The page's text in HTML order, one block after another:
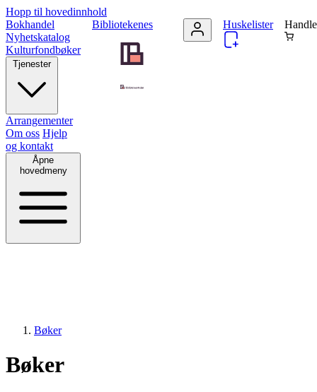
Hopp til hovedinnhold
Bibliotekenes
Bokhandel
Nyhetskatalog
Kulturfondbøker
Tjenester
Arrangementer
Om oss Hjelp
og kontakt
Åpne
hovedmeny
Huskelister
Bøker
Bøker